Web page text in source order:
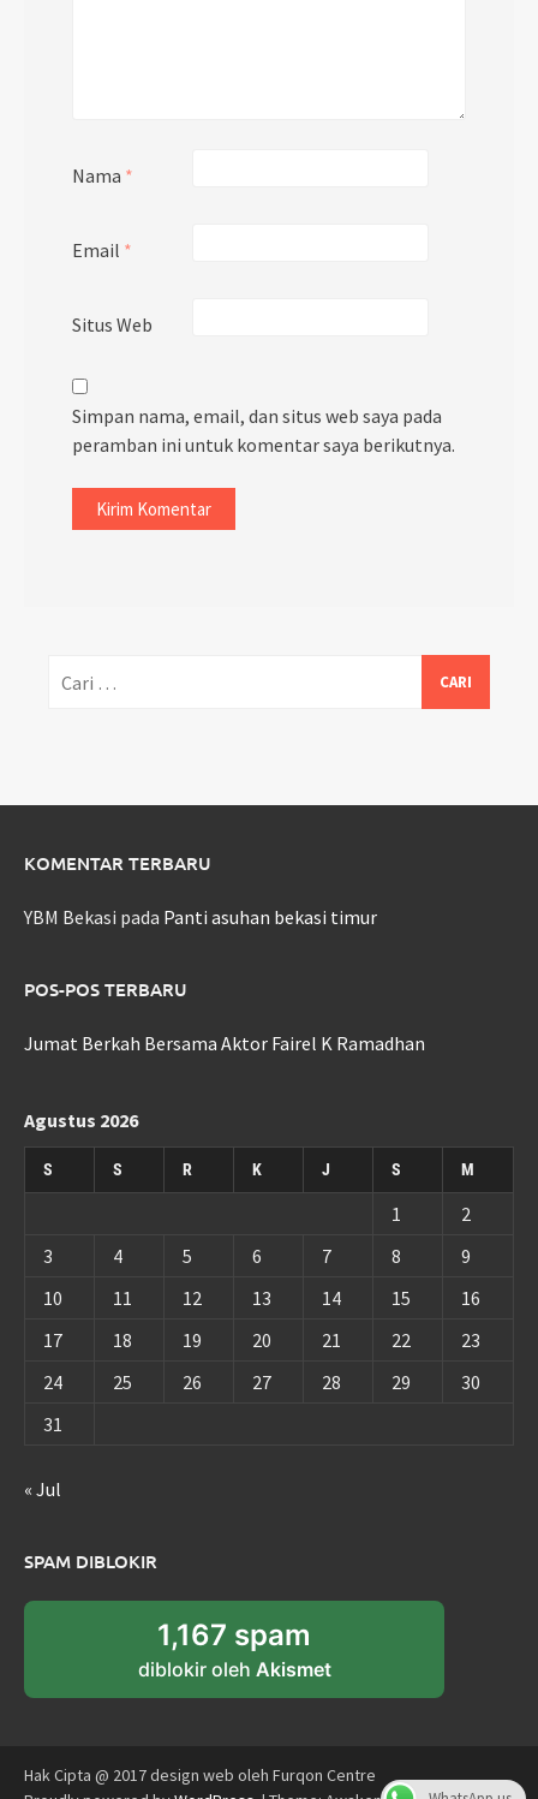
Nama *
Email *
Situs Web
Simpan nama, email, dan situs web saya pada
peramban ini untuk komentar saya berikutnya.
untuk:
KOMENTAR TERBARU
YBM Bekasi pada Panti asuhan bekasi timur
POS-POS TERBARU
Jumat Berkah Bersama Aktor Fairel K Ramadhan
Agustus 2026
S S R K J S M
1
2
3
4 5 6 7 8
9
10
11 12 13 14 15
16
17
18 19 20 21 22
23
24
25 26 27 28 29
30
31
« Jul
SPAM DIBLOKIR
1,167 spam
diblokir oleh Akismet
Hak Cipta @ 2017 design web oleh Furqon Centre